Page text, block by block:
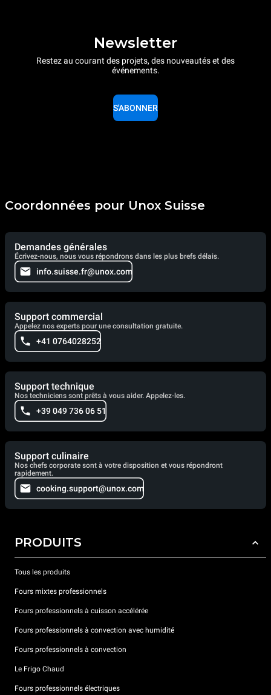
Newsletter
Restez au courant des projets, des nouveautés et des
événements.
S'ABONNER
Coordonnées pour Unox Suisse
Demandes générales
Écrivez-nous, nous vous répondrons dans les plus brefs délais.
info.suisse.fr@unox.com
Support commercial
Appelez nos experts pour une consultation gratuite.
+41 0764028252
Support technique
Nos techniciens sont prêts à vous aider. Appelez-les.
+39 049 736 06 51
Support culinaire
Nos chefs corporate sont à votre disposition et vous répondront
rapidement.
cooking.support@unox.com
PRODUITS
Tous les produits
Fours mixtes professionnels
Fours professionnels à cuisson accélérée
Fours professionnels à convection avec humidité
Fours professionnels à convection
Le Frigo Chaud
Fours professionnels électriques